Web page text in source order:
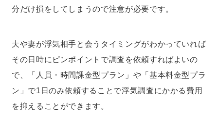
分だけ損をしてしまうので注意が必要です。
夫や妻が浮気相手と会うタイミングがわかっていれば
その日時にピンポイントで調査を依頼すればよいの
で、「人員・時間課金型プラン」や「基本料金型プラ
ン」で1日のみ依頼することで浮気調査にかかる費用
を抑えることができます。